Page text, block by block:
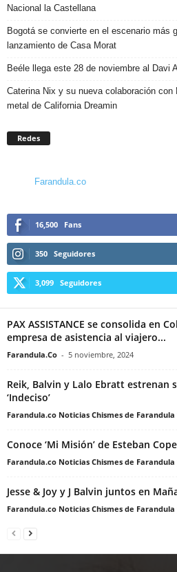
Nacional la Castellana
Bogotá se convierte en el escenario más
lanzamiento de Casa Morat
Beéle llega este 28 de noviembre al Davi
Caterina Nix y su nueva colaboración con
metal de California Dreamin
Redes
Farandula.co
16,500 Fans
350 Seguidores
3,099 Seguidores
PAX ASSISTANCE se consolida en
empresa de asistencia al viajero...
Farandula.Co - 5 noviembre, 2024
Reik, Balvin y Lalo Ebratt estrenan
‘Indeciso’
Farandula.co Noticias Chismes de Farandula
Conoce ‘Mi Misión’ de Esteban
Farandula.co Noticias Chismes de Farandula
Jesse & Joy y J Balvin juntos en
Farandula.co Noticias Chismes de Farandula